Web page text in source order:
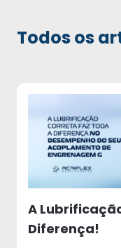
Todos os
A
Diferença!